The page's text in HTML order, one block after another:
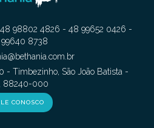
98802 4826 - 48 99652 0426 -
8738
- Timbezinho, São João Batista -
88240-000
CONOSCO